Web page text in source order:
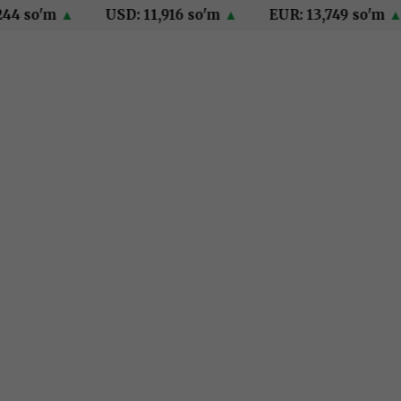
▲ USD: 11,916 so'm▲ EUR: 13,749 so'm▲